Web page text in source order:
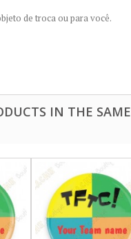
de troca ou para você.
IN THE SAME